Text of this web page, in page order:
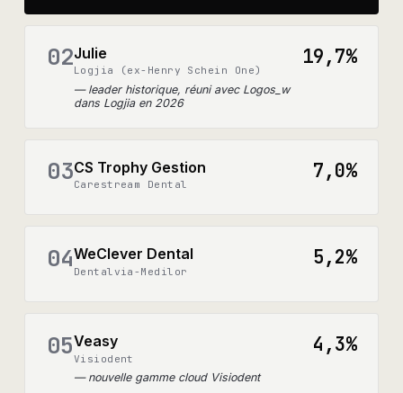
02Julie
Logjia (ex-Henry Schein One)
— leader historique, réuni avec Logos_w
dans Logjia en 2026
19,7%
03CS Trophy Gestion
Carestream Dental
7,0%
04WeClever Dental
Dentalvia-Medilor
5,2%
05Veasy
Visiodent
— nouvelle gamme cloud Visiodent
4,3%